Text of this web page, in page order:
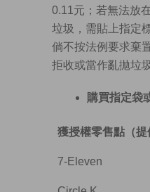
0.11元；若無法放
垃圾，需貼上指定
倘不按法例要求棄
拒收或當作亂拋垃圾
購買指定袋
獲授權零售點（提
7-Eleven